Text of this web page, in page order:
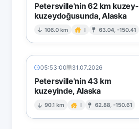
Petersville'nin 62 km kuzey-
kuzeydoğusunda, Alaska
106.0 km I 63.04, -150.41
05:53:00 31.07.2026
Petersville'nin 43 km
kuzeyinde, Alaska
90.1 km I 62.88, -150.61